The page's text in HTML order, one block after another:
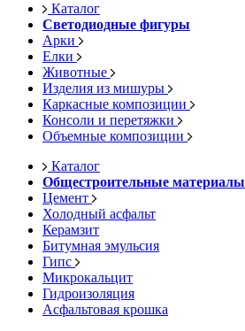
Каталог
Светодиодные фигуры
Арки
Елки
Животные
Изделия из мишуры
Каркасные композиции
Консоли и перетяжки
Объемные композиции
Каталог
Общестроительные материалы
Цемент
Холодный асфальт
Керамзит
Битумная эмульсия
Гипс
Микрокальцит
Гидроизоляция
Асфальтовая крошка